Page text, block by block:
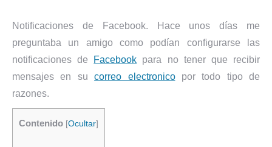
Notificaciones de Facebook. Hace unos días me
preguntaba un amigo como podían configurarse las
notificaciones de
Facebook para no tener que recibir
mensajes en sucorreo electronicopor todo tipo de
razones.
Contenido [Ocultar]